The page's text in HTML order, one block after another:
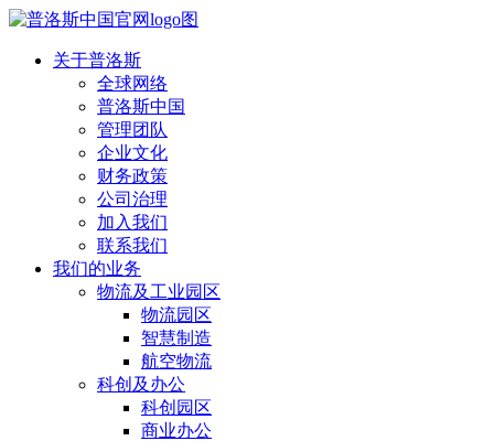
关于普洛斯
全球网络
普洛斯中国
管理团队
企业文化
财务政策
公司治理
加入我们
联系我们
我们的业务
物流及工业园区
物流园区
智慧制造
航空物流
科创及办公
科创园区
商业办公